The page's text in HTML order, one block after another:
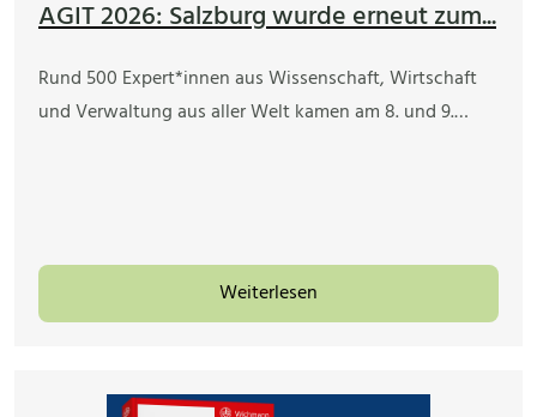
AGIT 2026: Salzburg wurde erneut zum...
Rund 500 Expert*innen aus Wissenschaft, Wirtschaft
und Verwaltung aus aller Welt kamen am 8. und 9.…
Weiterlesen